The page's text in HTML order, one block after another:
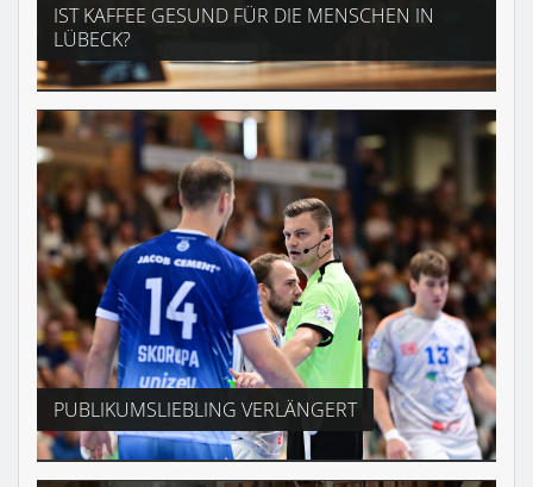
IST KAFFEE GESUND FÜR DIE MENSCHEN IN
LÜBECK?
PUBLIKUMSLIEBLING VERLÄNGERT